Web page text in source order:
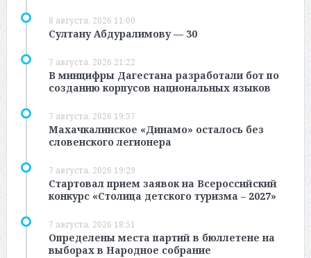
8 августа, 2026 11:00
Султану Абдуралимову — 30
7 августа, 2026 21:22
В минцифры Дагестана разработали бот по
созданию корпусов национальных языков
7 августа, 2026 19:37
Махачкалинское «Динамо» осталось без
словенского легионера
7 августа, 2026 19:29
Стартовал прием заявок на Всероссийский
конкурс «Столица детского туризма – 2027»
7 августа, 2026 18:51
Определены места партий в бюллетене на
выборах в Народное собрание